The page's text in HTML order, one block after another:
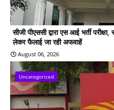
सीजी पीएससी द्वारा एस आई भर्ती
लेकर फैलाई जा रही अफवाहें
August 06, 2026
Uncategorized